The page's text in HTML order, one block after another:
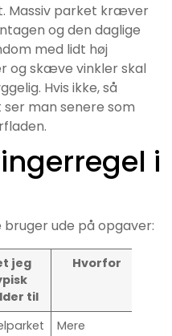
Massiv parket kræver
og den daglige
med lidt høj
og skæve vinkler skal
Hvis ikke, så
man senere som
i
ude på opgaver:
jeg
til
Hvorfor
Mere